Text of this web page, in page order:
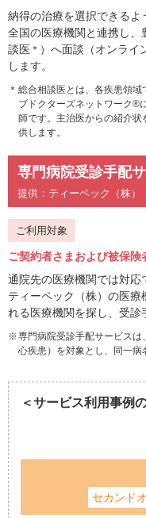
納得の治療を選択できる
全国の医療機関と連携し、
談医 ＊ ）へ面談（オンライ
します。
総合相談医とは、各疾患領
ブドクターズネットワーク®
師です。主治医からの紹介
供します。
専門病院受診手配
提供：ティーペック（株）
ご利用対象
ご契約者さまおよび被保険
通院先の医療機関では対応
ティーペック（株）の医
れる医療機関を探し、受診
専門病院受診手配サービスは
心疾患）を対象とし、同一病
＜サービス利用事例
セカンド